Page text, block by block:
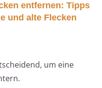
entfernen: Tipps
und alte Flecken
um eine